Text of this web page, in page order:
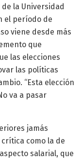
la Universidad
el período de
viene desde más
que
las elecciones
las políticas
“Esta elección
va a pasar
jamás
como la de
salarial, que